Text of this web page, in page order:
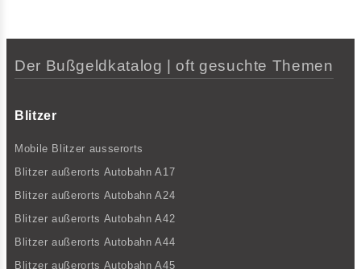
Der Bußgeldkatalog | oft gesuchte Themen
Blitzer
Mobile Blitzer ausserorts
Blitzer außerorts Autobahn A17
Blitzer außerorts Autobahn A24
Blitzer außerorts Autobahn A42
Blitzer außerorts Autobahn A44
Blitzer außerorts Autobahn A45